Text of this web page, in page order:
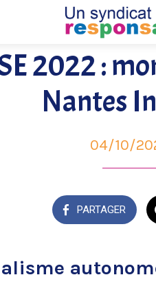
2022 :
Nantes
04/10/
PARTAGER